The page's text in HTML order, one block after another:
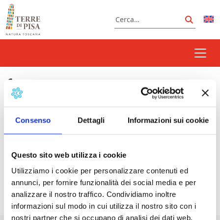
Consenso Dettagli Informazioni sui cookie
Questo sito web utilizza i cookie
Utilizziamo i cookie per personalizzare contenuti ed
annunci, per fornire funzionalità dei social media e per
analizzare il nostro traffico. Condividiamo inoltre
informazioni sul modo in cui utilizza il nostro sito con i
nostri partner che si occupano di analisi dei dati web,
Vai al contenuto
Cerca
Cerca
festa patrono
Natale e Arte dei presepi a Riparbella
26/12/2026 - 10/01/2027 - Tutto il giorno